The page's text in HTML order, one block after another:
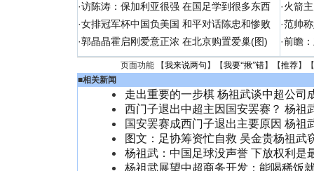
·访陈涛：保加利亚很强 在国足学到很多东西
·女排冠军杯中国负美国 和平对话陈忠和惨败
·郭晶晶霍启刚爱意正浓 在北京购置爱巢(图)
·火箭
·范帅
·前瞻
页面功能 【我来说两句 】【我要“揪”错】【推荐】
■相关新闻
走出重要的一步棋 杨祖武谈中超公司
西门子退出中超主因国安罢赛？ 杨祖
国安罢赛成西门子退出主要原因 杨祖
图文：足协筹资忙自救 吴金贵杨祖武
杨祖武：中国足球没声誉 下放权利是
杨祖武展望中超商务开发：能喝稀饭